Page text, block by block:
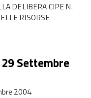
DELIBERA CIPE N.
RISORSE
Settembre
2004